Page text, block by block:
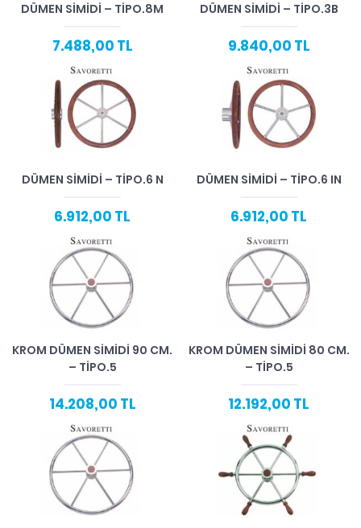
DÜMEN SIMIDI – TIPO.8M
7.488,00 TL
DÜMEN SIMIDI – TIPO.3B
9.840,00 TL
DÜMEN SIMIDI – TIPO.6 N
6.912,00 TL
DÜMEN SIMIDI – TIPO.6 IN
6.912,00 TL
KROM DÜMEN SIMIDI 90 CM.
– TIPO.5
14.208,00 TL
KROM DÜMEN SIMIDI 80 CM.
– TIPO.5
12.192,00 TL